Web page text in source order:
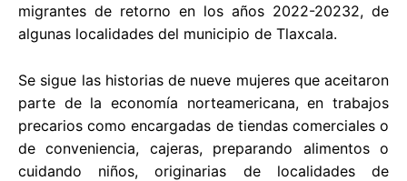
migrantes de retorno en los años 2022-20232, de
algunas localidades del municipio de Tlaxcala.
Se sigue las historias de nueve mujeres que aceitaron
parte de la economía norteamericana, en trabajos
precarios como encargadas de tiendas comerciales o
de conveniencia, cajeras, preparando alimentos o
cuidando niños, originarias de localidades de